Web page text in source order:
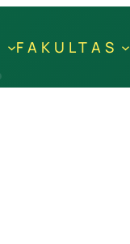
FAKULTAS